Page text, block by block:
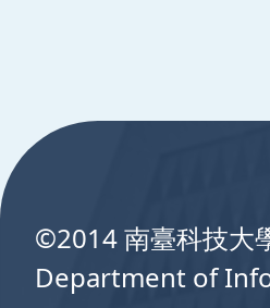
©2014 南臺科技大
Department of